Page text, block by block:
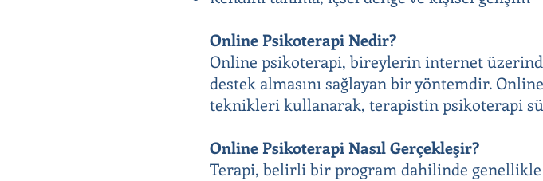
Online Psikoterapi Nedir?
Online psikoterapi, bireylerin internet
destek almasını sağlayan bir yöntemdir.
teknikleri kullanarak, terapistin psikoterapi
Online Psikoterapi Nasıl Gerçekleşir?
Terapi, belirli bir program dahilinde